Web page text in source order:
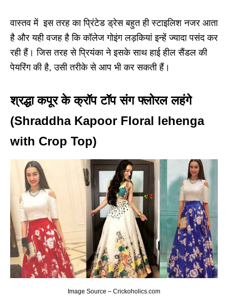
वास्तव में इस तरह का प्रिंटेड ड्रेस बहुत ही स्टाइलिश नजर आता
है और यही वजह है कि कॉलेज गोइंग लड़कियां इन्हें ज्यादा पसंद कर
रही हैं। जिस तरह से प्रियंका ने इसके साथ हाई हील सैंडल की
पेयरिंग की है, उसी तरीके से आप भी कर सकती हैं।
श्रद्धा कपूर के क्रॉप टॉप संग फ्लोरल लहंगे
(Shraddha Kapoor Floral lehenga
with Crop Top)
Image Source – Crickoholics.com